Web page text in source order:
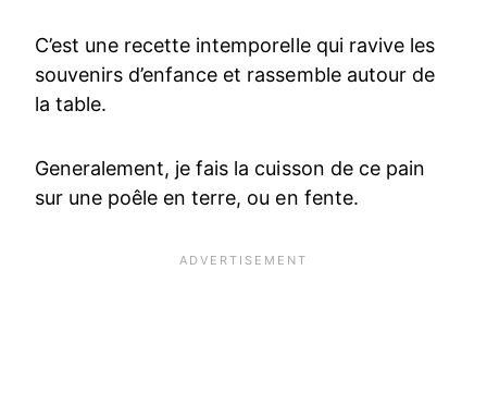
C’est une recette intemporelle qui ravive les
souvenirs d’enfance et rassemble autour de
la table.
Generalement, je fais la cuisson de ce pain
sur une poêle en terre, ou en fente.